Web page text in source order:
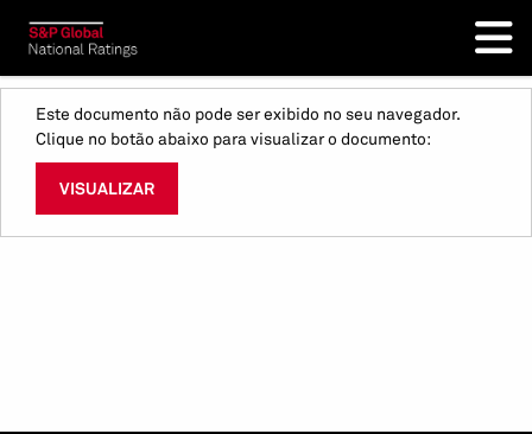
Este documento não pode ser exibido no seu navegador.
Clique no botão abaixo para visualizar o documento:
VISUALIZAR